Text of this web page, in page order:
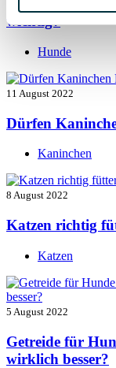
wichtig?
Hunde
11 August 2022
Dürfen
Kaninchen
8 August 2022
Katzen richtig
Katzen
5 August 2022
Getreide für
wirklich besser?